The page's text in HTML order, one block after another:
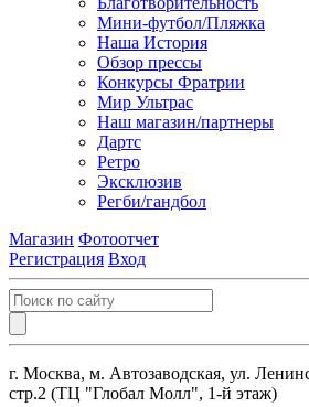
Мини-футбол/Пляжка
Наша История
Обзор прессы
Конкурсы Фратрии
Мир Ультрас
Наш магазин/партнеры
Дартс
Ретро
Эксклюзив
Регби/гандбол
Магазин Фотоотчет
Регистрация Вход
г. Москва, м. Автозаводская, ул.
стр.2 (ТЦ "Глобал Молл", 1-й этаж)